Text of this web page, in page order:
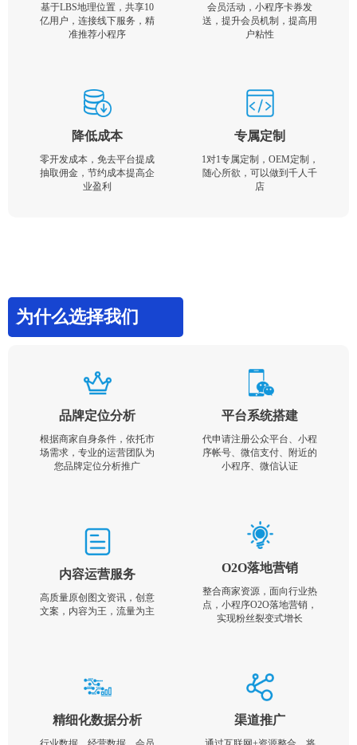
基于LBS地理位置，共享10
亿用户，连接线下服务，精
准推荐小程序
会员活动，小程序卡券发
送，提升会员机制，提高用
户粘性
降低成本
零开发成本，免去平台提成
抽取佣金，节约成本提高企
业盈利
专属定制
1对1专属定制，OEM定制，
随心所欲，可以做到千人千
店
为什么选择我们
品牌定位分析
根据商家自身条件，依托市
场需求，专业的运营团队为
您品牌定位分析推广
平台系统搭建
代申请注册公众平台、小程
序帐号、微信支付、附近的
小程序、微信认证
内容运营服务
高质量原创图文资讯，创意
文案，内容为王，流量为主
O2O落地营销
整合商家资源，面向行业热
点，小程序O2O落地营销，
实现粉丝裂变式增长
精细化数据分析 渠道推广